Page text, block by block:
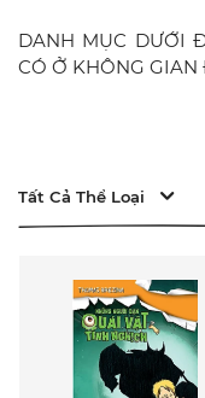
DANH MỤC DƯỚI
CÓ Ở KHÔNG GIAN
Tất Cả Thể Loại